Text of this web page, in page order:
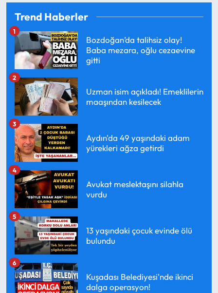
Trend Haberler
Bozdoğan’da talihsiz olay!
Baba mezara, oğlu cezaevine
gitti
1
Uzman isim açıkladı! Emeklilerin
maaşından kesilecek
2
Aydın'da 49 yaşındaki adam
yürekleri ağza getirdi
3
Avukat meslektaşını silahla
vurdu
4
13 yaşındaki çocuk evinde ölü
bulundu
5
Kuşadası Belediyesi'nde ikinci
dalga operasyon!
6